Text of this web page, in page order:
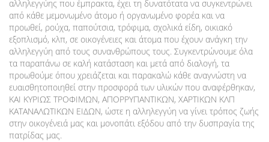
αλληλεγγύης που έμπρακτα, έχει τη δυνατότατα να συγκεντρώνει
από κάθε μεμονωμένο άτομο ή οργανωμένο φορέα και να
προωθεί, ρούχα, παπούτσια, τρόφιμα, σχολικά είδη, οικιακό
εξοπλισμό, κλπ, σε οικογένειες και άτομα που έχουν ανάγκη την
αλληλεγγύη από τους συνανθρώπους τους. Συγκεντρώνουμε όλα
τα παραπάνω σε καλή κατάσταση και μετά από διαλογή, τα
προωθούμε όπου χρειάζεται και παρακαλώ κάθε αναγνώστη να
ευαισθητοποιηθεί στην προσφορά των υλικών που αναφέρθηκαν,
ΚΑΙ ΚΥΡΙΩΣ ΤΡΟΦΙΜΩΝ, ΑΠΟΡΡΥΠΑΝΤΙΚΩΝ, ΧΑΡΤΙΚΩΝ ΚΛΠ
ΚΑΤΑΝΑΛΩΤΙΚΩΝ ΕΙΔΩΝ, ώστε η αλληλεγγύη να γίνει τρόπος ζωής
στην οικογένειά μας και μονοπάτι εξόδου από την δυσπραγία της
πατρίδας μας.